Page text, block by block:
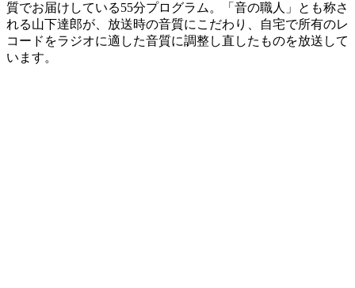
質でお届けしている55分プログラム。「音の職人」とも称さ
れる山下達郎が、放送時の音質にこだわり、自宅で所有のレ
コードをラジオに適した音質に調整し直したものを放送して
います。